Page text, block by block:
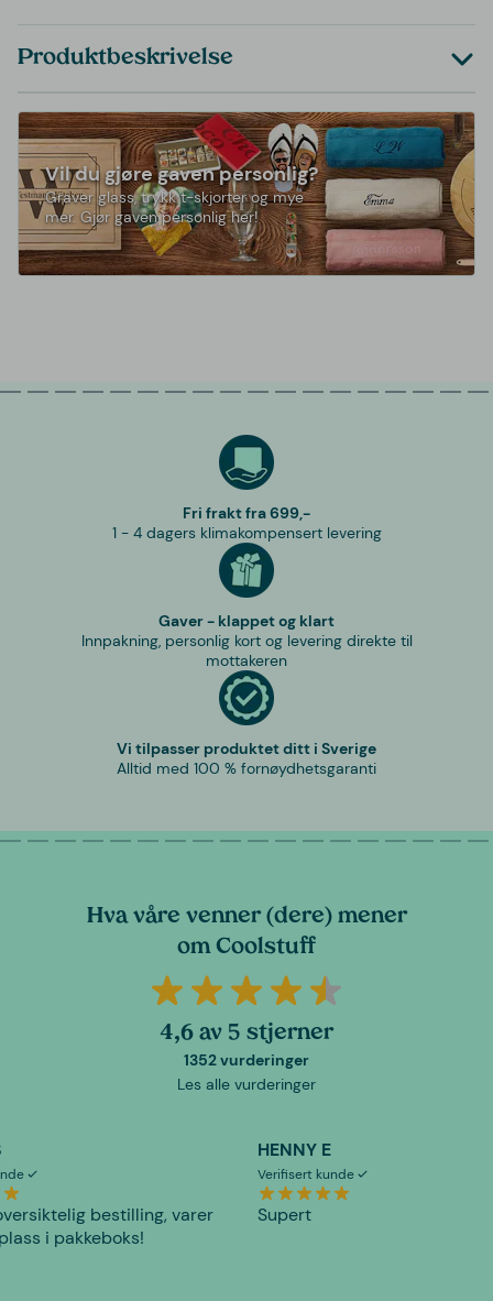
Produktbeskrivelse
Vil du gjøre gaven personlig?
Graver glass, trykk t-skjorter og mye
mer. Gjør gaven personlig her!
Fri frakt fra 699,-
1 - 4 dagers klimakompensert levering
Gaver - klappet og klart
Innpakning, personlig kort og levering direkte til
mottakeren
Vi tilpasser produktet ditt i Sverige
Alltid med 100 % fornøydhetsgaranti
Hva våre venner (dere) mener
om Coolstuff
4,6 av 5 stjerner
1352 vurderinger
Les alle vurderinger
bestilling, varer
i pakkeboks!
HENNY E
Verifisert kunde
Supert